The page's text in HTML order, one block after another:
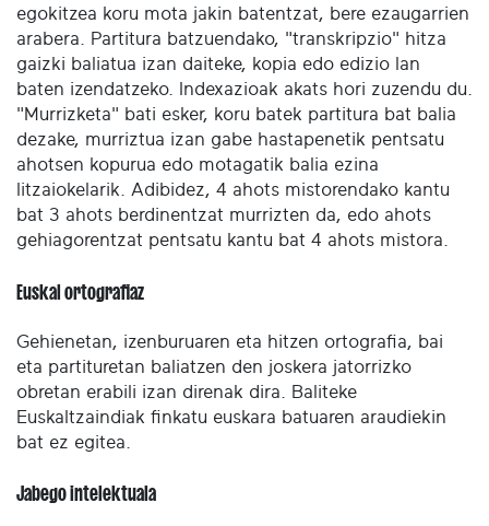
egokitzea koru mota jakin batentzat, bere ezaugarrien
arabera. Partitura batzuendako, "transkripzio" hitza
gaizki baliatua izan daiteke, kopia edo edizio lan
baten izendatzeko. Indexazioak akats hori zuzendu du.
"Murrizketa" bati esker, koru batek partitura bat balia
dezake, murriztua izan gabe hastapenetik pentsatu
ahotsen kopurua edo motagatik balia ezina
litzaiokelarik. Adibidez, 4 ahots mistorendako kantu
bat 3 ahots berdinentzat murrizten da, edo ahots
gehiagorentzat pentsatu kantu bat 4 ahots mistora.
Euskal ortografiaz
Gehienetan, izenburuaren eta hitzen ortografia, bai
eta partituretan baliatzen den joskera jatorrizko
obretan erabili izan direnak dira. Baliteke
Euskaltzaindiak finkatu euskara batuaren araudiekin
bat ez egitea.
Jabego intelektuala